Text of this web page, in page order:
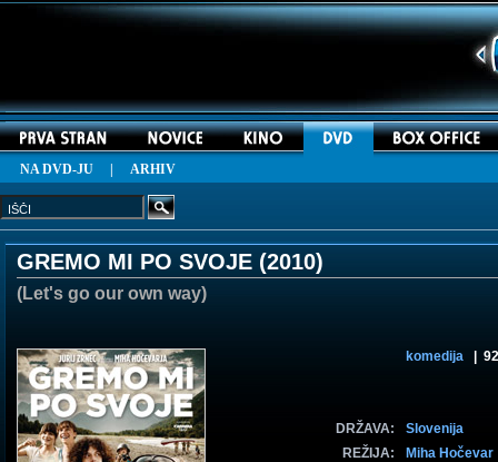
NA DVD-JU ARHIV
GREMO MI PO SVOJE (2010)
(Let's go our own way)
komedija |
DRŽAVA:
Slovenija
REŽIJA:
Miha Hočevar